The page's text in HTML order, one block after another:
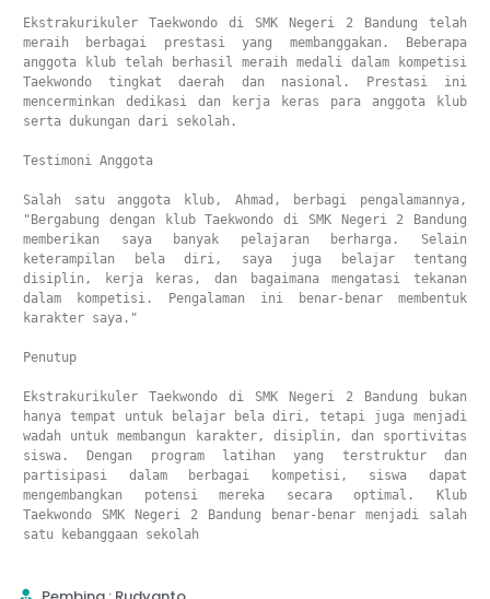
Ekstrakurikuler Taekwondo di SMK Negeri 2 Bandung telah
meraih berbagai prestasi yang membanggakan. Beberapa
anggota klub telah berhasil meraih medali dalam kompetisi
Taekwondo tingkat daerah dan nasional. Prestasi ini
mencerminkan dedikasi dan kerja keras para anggota klub
serta dukungan dari sekolah.
Testimoni Anggota
Salah satu anggota klub, Ahmad, berbagi pengalamannya,
"Bergabung dengan klub Taekwondo di SMK Negeri 2 Bandung
memberikan saya banyak pelajaran berharga. Selain
keterampilan bela diri, saya juga belajar tentang
disiplin, kerja keras, dan bagaimana mengatasi tekanan
dalam kompetisi. Pengalaman ini benar-benar membentuk
karakter saya."
Penutup
Ekstrakurikuler Taekwondo di SMK Negeri 2 Bandung bukan
hanya tempat untuk belajar bela diri, tetapi juga menjadi
wadah untuk membangun karakter, disiplin, dan sportivitas
siswa. Dengan program latihan yang terstruktur dan
partisipasi dalam berbagai kompetisi, siswa dapat
mengembangkan potensi mereka secara optimal. Klub
Taekwondo SMK Negeri 2 Bandung benar-benar menjadi salah
satu kebanggaan sekolah